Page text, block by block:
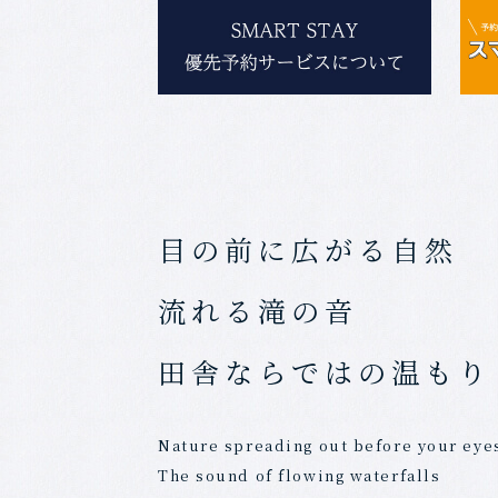
目の前に広がる自然
流れる滝の音
田舎ならではの温もり
Nature spreading out before your
The sound of flowing waterfalls